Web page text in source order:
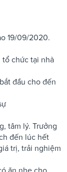
19/09/2020.
chức tại nhà
đầu cho đến
tâm lý. Trưởng
đến lúc hết
trị, trải nghiệm
ăn nhẹ cho